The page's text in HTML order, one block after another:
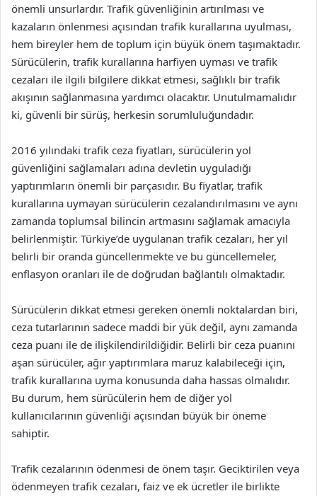
önemli unsurlardır. Trafik güvenliğinin artırılması ve
kazaların önlenmesi açısından trafik kurallarına uyulması,
hem bireyler hem de toplum için büyük önem taşımaktadır.
Sürücülerin, trafik kurallarına harfiyen uyması ve trafik
cezaları ile ilgili bilgilere dikkat etmesi, sağlıklı bir trafik
akışının sağlanmasına yardımcı olacaktır. Unutulmamalıdır
ki, güvenli bir sürüş, herkesin sorumluluğundadır.
2016 yılındaki trafik ceza fiyatları, sürücülerin yol
güvenliğini sağlamaları adına devletin uyguladığı
yaptırımların önemli bir parçasıdır. Bu fiyatlar, trafik
kurallarına uymayan sürücülerin cezalandırılmasını ve aynı
zamanda toplumsal bilincin artmasını sağlamak amacıyla
belirlenmiştir. Türkiye’de uygulanan trafik cezaları, her yıl
belirli bir oranda güncellenmekte ve bu güncellemeler,
enflasyon oranları ile de doğrudan bağlantılı olmaktadır.
Sürücülerin dikkat etmesi gereken önemli noktalardan biri,
ceza tutarlarının sadece maddi bir yük değil, aynı zamanda
ceza puanı ile de ilişkilendirildiğidir. Belirli bir ceza puanını
aşan sürücüler, ağır yaptırımlara maruz kalabileceği için,
trafik kurallarına uyma konusunda daha hassas olmalıdır.
Bu durum, hem sürücülerin hem de diğer yol
kullanıcılarının güvenliği açısından büyük bir öneme
sahiptir.
Trafik cezalarının ödenmesi de önem taşır. Geciktirilen veya
ödenmeyen trafik cezaları, faiz ve ek ücretler ile birlikte